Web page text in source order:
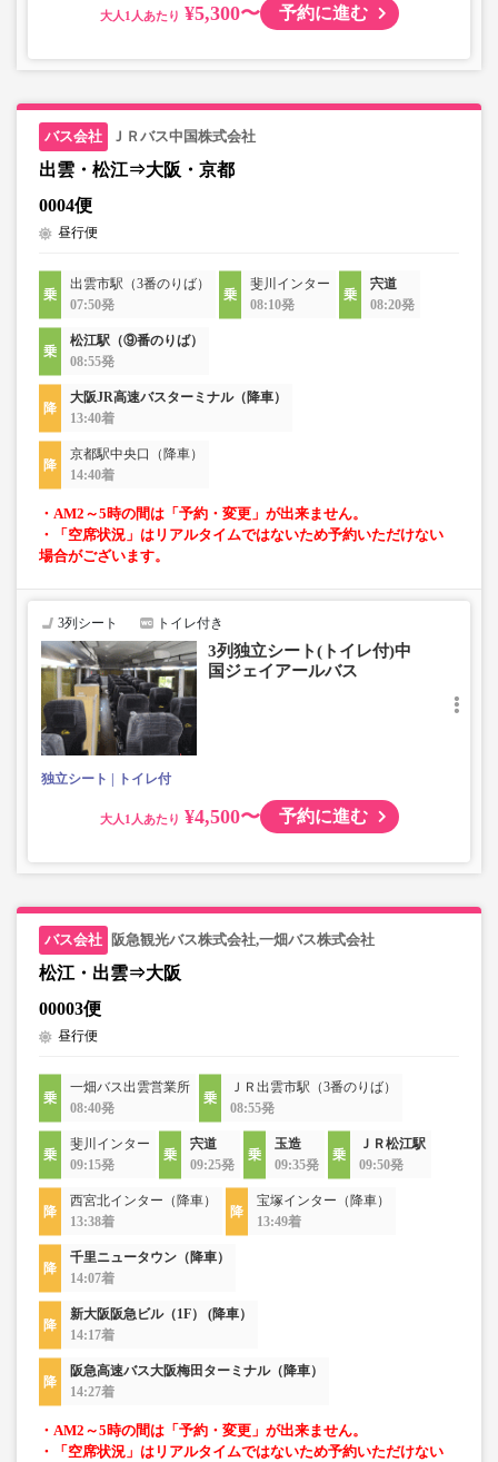
大人 ¥5,300〜 予約に進む
ＪＲバス中国株式会社
出雲・松江⇒大阪・京都
0004便
昼行便
出雲市駅（3番のりば）
07:50発
斐川インター
08:10発
宍道
08:20発
松江駅（⑨番のりば）
08:55発
大阪JR高速バスターミナル（降車）
13:40着
京都駅中央口（降車）
14:40着
・AM2～5時の間は「予約・変更」が出来ません。
・「空席状況」はリアルタイムではないため予約いただけない
場合がございます。
3列シート トイレ付き
3列独立シート(トイレ付)中
国ジェイアールバス
独立シート トイレ付
大人 ¥4,500〜 予約に進む
阪急観光バス株式会社,一畑バス株式会社
松江・出雲⇒大阪
00003便
昼行便
一畑バス出雲営業所
08:40発
ＪＲ出雲市駅（3番のりば）
08:55発
斐川インター
09:15発
宍道
09:25発
玉造
09:35発
ＪＲ松江駅
09:50発
西宮北インター（降車）
13:38着
宝塚インター（降車）
13:49着
千里ニュータウン（降車）
14:07着
新大阪阪急ビル（1F） (降車）
14:17着
阪急高速バス大阪梅田ターミナル（降車）
14:27着
・AM2～5時の間は「予約・変更」が出来ません。
・「空席状況」はリアルタイムではないため予約いただけない